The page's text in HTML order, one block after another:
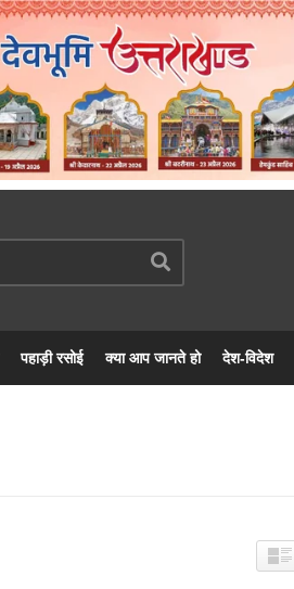
पहाड़ी रसोई क्या आप जानते हो देश-विदेश